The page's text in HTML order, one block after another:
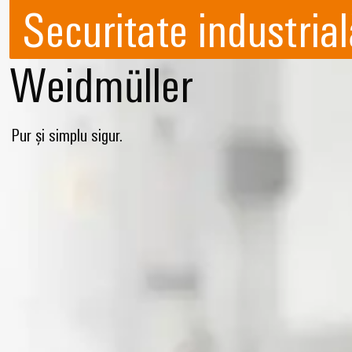
Securitate
Weidmüller
Pur și simplu sigur.